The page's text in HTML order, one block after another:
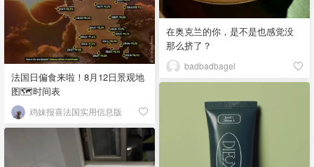
在奥克兰的你，是不是也感觉没
那么挤了？
badbadbagel
法国日偏食来啦！8月12日景观地
图🗺️时间表
鸡妹报喜法国实用信息版